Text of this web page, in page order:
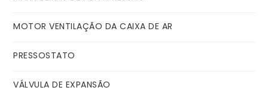
MOTOR VENTILAÇÃO DA CAIXA DE AR
PRESSOSTATO
VÁLVULA DE EXPANSÃO